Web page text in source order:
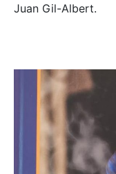
Juan Gil-Albert.